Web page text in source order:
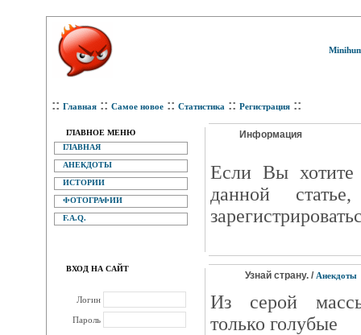
:: Главная :: Самое новое :: Статистика :: Регистрация ::
ГЛАВНОЕ МЕНЮ
ГЛАВНАЯ
АНЕКДОТЫ
ИСТОРИИ
ФОТОГРАФИИ
F.A.Q.
ВХОД НА САЙТ
Логин
Пароль
Информация
Eсли Вы хотите
данной
Узнай страну. / Анекдоты
Из серой
только голубые